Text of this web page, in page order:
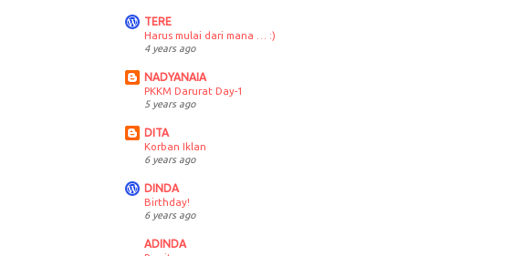
TERE
Harus mulai dari mana … :)
4 years ago
NADYANAIA
PKKM Darurat Day-1
5 years ago
DITA
Korban Iklan
6 years ago
DINDA
Birthday!
6 years ago
ADINDA